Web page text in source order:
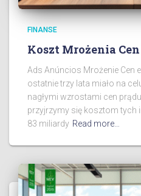
FINANSE
Koszt Mrożenia
Ads Anúncios Mrożenie Cen
ostatnie trzy lata miało na
nagłymi wzrostami cen
przyjrzymy się kosztom tych
83 miliardy Read more…